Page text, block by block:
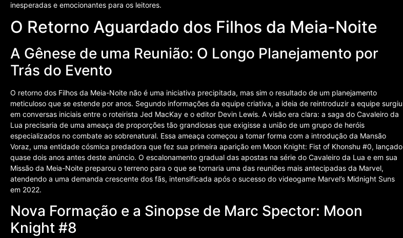
inesperadas e emocionantes para os leitores.
O Retorno Aguardado dos Filhos da Meia-Noite
A Gênese de uma Reunião: O Longo Planejamento por
Trás do Evento
O retorno dos Filhos da Meia-Noite não é uma iniciativa precipitada, mas sim o resultado de um planejamento
meticuloso que se estende por anos. Segundo informações da equipe criativa, a ideia de reintroduzir a equipe surgiu
em conversas iniciais entre o roteirista Jed MacKay e o editor Devin Lewis. A visão era clara: a saga do Cavaleiro da
Lua precisaria de uma ameaça de proporções tão grandiosas que exigisse a união de um grupo de heróis
especializados no combate ao sobrenatural. Essa ameaça começou a tomar forma com a introdução da Mansão
Voraz, uma entidade cósmica predadora que fez sua primeira aparição em Moon Knight: Fist of Khonshu #0, lançado
quase dois anos antes deste anúncio. O escalonamento gradual das apostas na série do Cavaleiro da Lua e em sua
Missão da Meia-Noite preparou o terreno para o que se tornaria uma das reuniões mais antecipadas da Marvel,
atendendo a uma demanda crescente dos fãs, intensificada após o sucesso do videogame Marvel’s Midnight Suns
em 2022.
Nova Formação e a Sinopse de Marc Spector: Moon
Knight #8